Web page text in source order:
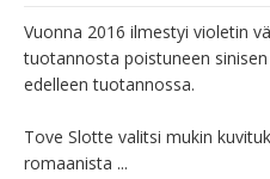
Vuonna 2016 ilmestyi violetin
tuotannosta poistuneen
edelleen tuotannossa.
Tove Slotte valitsi mukin
romaanista ...